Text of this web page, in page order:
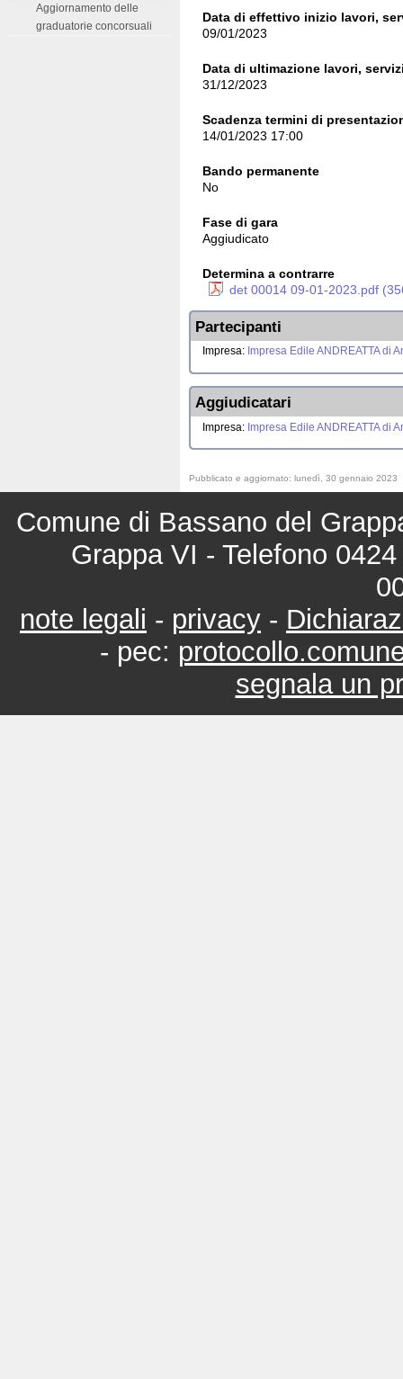
Aggiornamento delle
graduatorie concorsuali
Data di effettivo inizio lavori,
09/01/2023
Data di ultimazione lavori,
31/12/2023
Scadenza termini di
14/01/2023 17:00
Bando permanente
No
Fase di gara
Aggiudicato
Determina a contrarre
det 00014 09-01-2023.pdf
Partecipanti
Impresa: Impresa Edile ANDREATTA di
Aggiudicatari
Impresa: Impresa Edile ANDREATTA di
Pubblicato e aggiornato: lunedì, 30 gennaio 2023
Comune di Bassano del
Grappa VI - Telefono
note legali - privacy -
- pec:
segnala un